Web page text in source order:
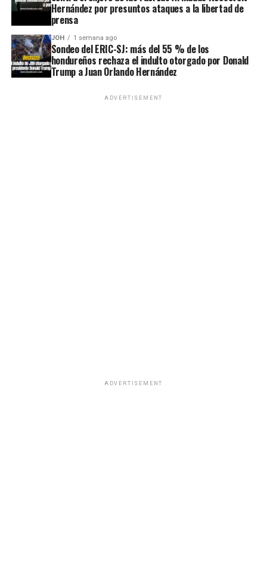
Hernández por presuntos ataques a la libertad de
prensa
JOH 1 semana ago
Sondeo del ERIC-SJ: más del 55 % de los
hondureños rechaza el indulto otorgado por Donald
Trump a Juan Orlando Hernández
ADVERTISEMENT
ADVERTISEMENT